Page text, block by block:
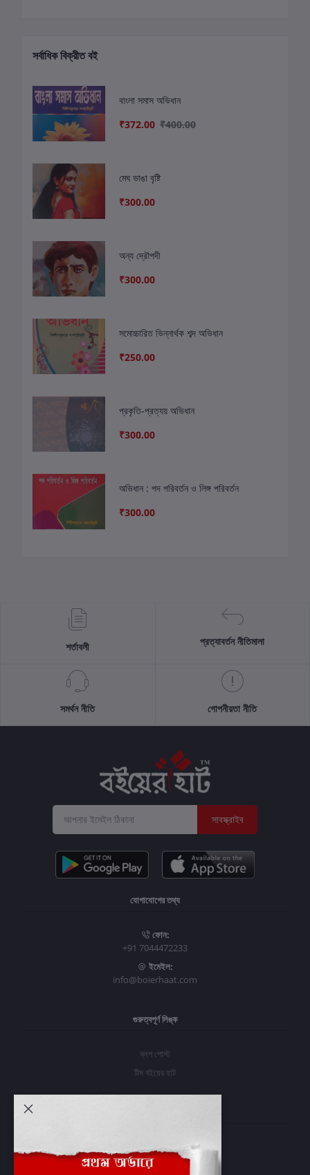
সর্বাধিক বিক্রীত বই
বাংলা সমাস অভিধান
₹372.00 ₹400.00
মেঘ ভাঙা বৃষ্টি
₹300.00
অন্য দ্রৌপদী
₹300.00
সমোচ্চারিত ভিন্নার্থক শব্দ অভিধান
₹250.00
প্রকৃতি-প্রত্যয় অভিধান
₹300.00
অভিধান : পদ পরিবর্তন ও লিঙ্গ পরিবর্তন
₹300.00
শর্তাবলী প্রত্যাবর্তন নীতিমালা
সমর্থন নীতি গোপনীয়তা নীতি
সাবস্ক্রাইব
যোগাযোগের তথ্য
ফোন:
+91 7044472233
ইমেইল:
info@boierhaat.com
গুরুত্বপূর্ণ লিঙ্ক
ব্লগ পোস্ট
টিম বইয়ের হাট
প্রবেশ করুন
অর্ডার ইতিহাস